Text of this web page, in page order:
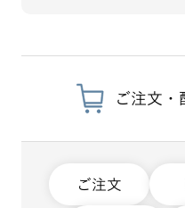
ご注文・
ご注文